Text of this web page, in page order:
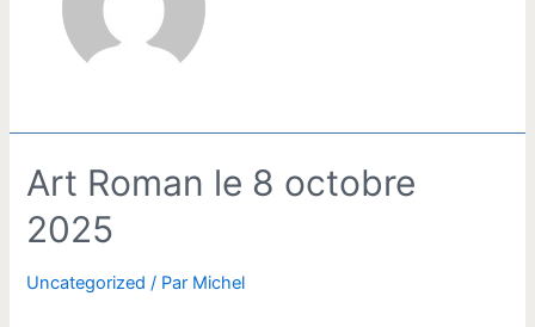
Art Roman le 8 octobre
2025
Uncategorized / Par Michel